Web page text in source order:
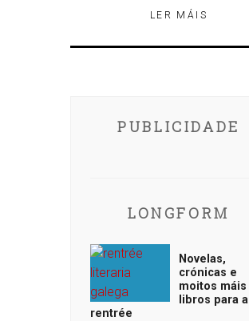
LER MÁIS
PUBLICIDADE
LONGFORM
Novelas,
crónicas e
moitos máis
libros para a
rentrée